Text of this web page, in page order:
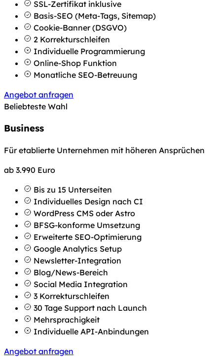
SSL-Zertifikat inklusive
Basis-SEO (Meta-Tags, Sitemap)
Cookie-Banner (DSGVO)
2 Korrekturschleifen
Individuelle Programmierung
Online-Shop Funktion
Monatliche SEO-Betreuung
Angebot anfragen
Beliebteste Wahl
Business
Für etablierte Unternehmen mit höheren Ansprüchen
ab 3.990 Euro
Bis zu 15 Unterseiten
Individuelles Design nach CI
WordPress CMS oder Astro
BFSG-konforme Umsetzung
Erweiterte SEO-Optimierung
Google Analytics Setup
Newsletter-Integration
Blog/News-Bereich
Social Media Integration
3 Korrekturschleifen
30 Tage Support nach Launch
Mehrsprachigkeit
Individuelle API-Anbindungen
Angebot anfragen